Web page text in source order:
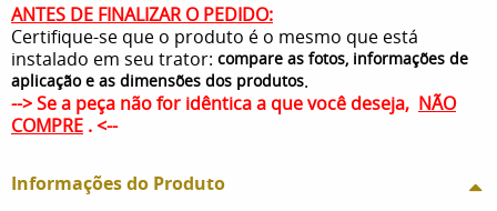
ANTES DE FINALIZAR O PEDIDO:
Certifique-se que o produto é o mesmo que está
instalado em seu trator: compare as fotos, informações de
aplicação e as dimensões dos produtos.
--> Se a peça não for idêntica a que você deseja, NÃO
COMPRE . <--
Informações do Produto